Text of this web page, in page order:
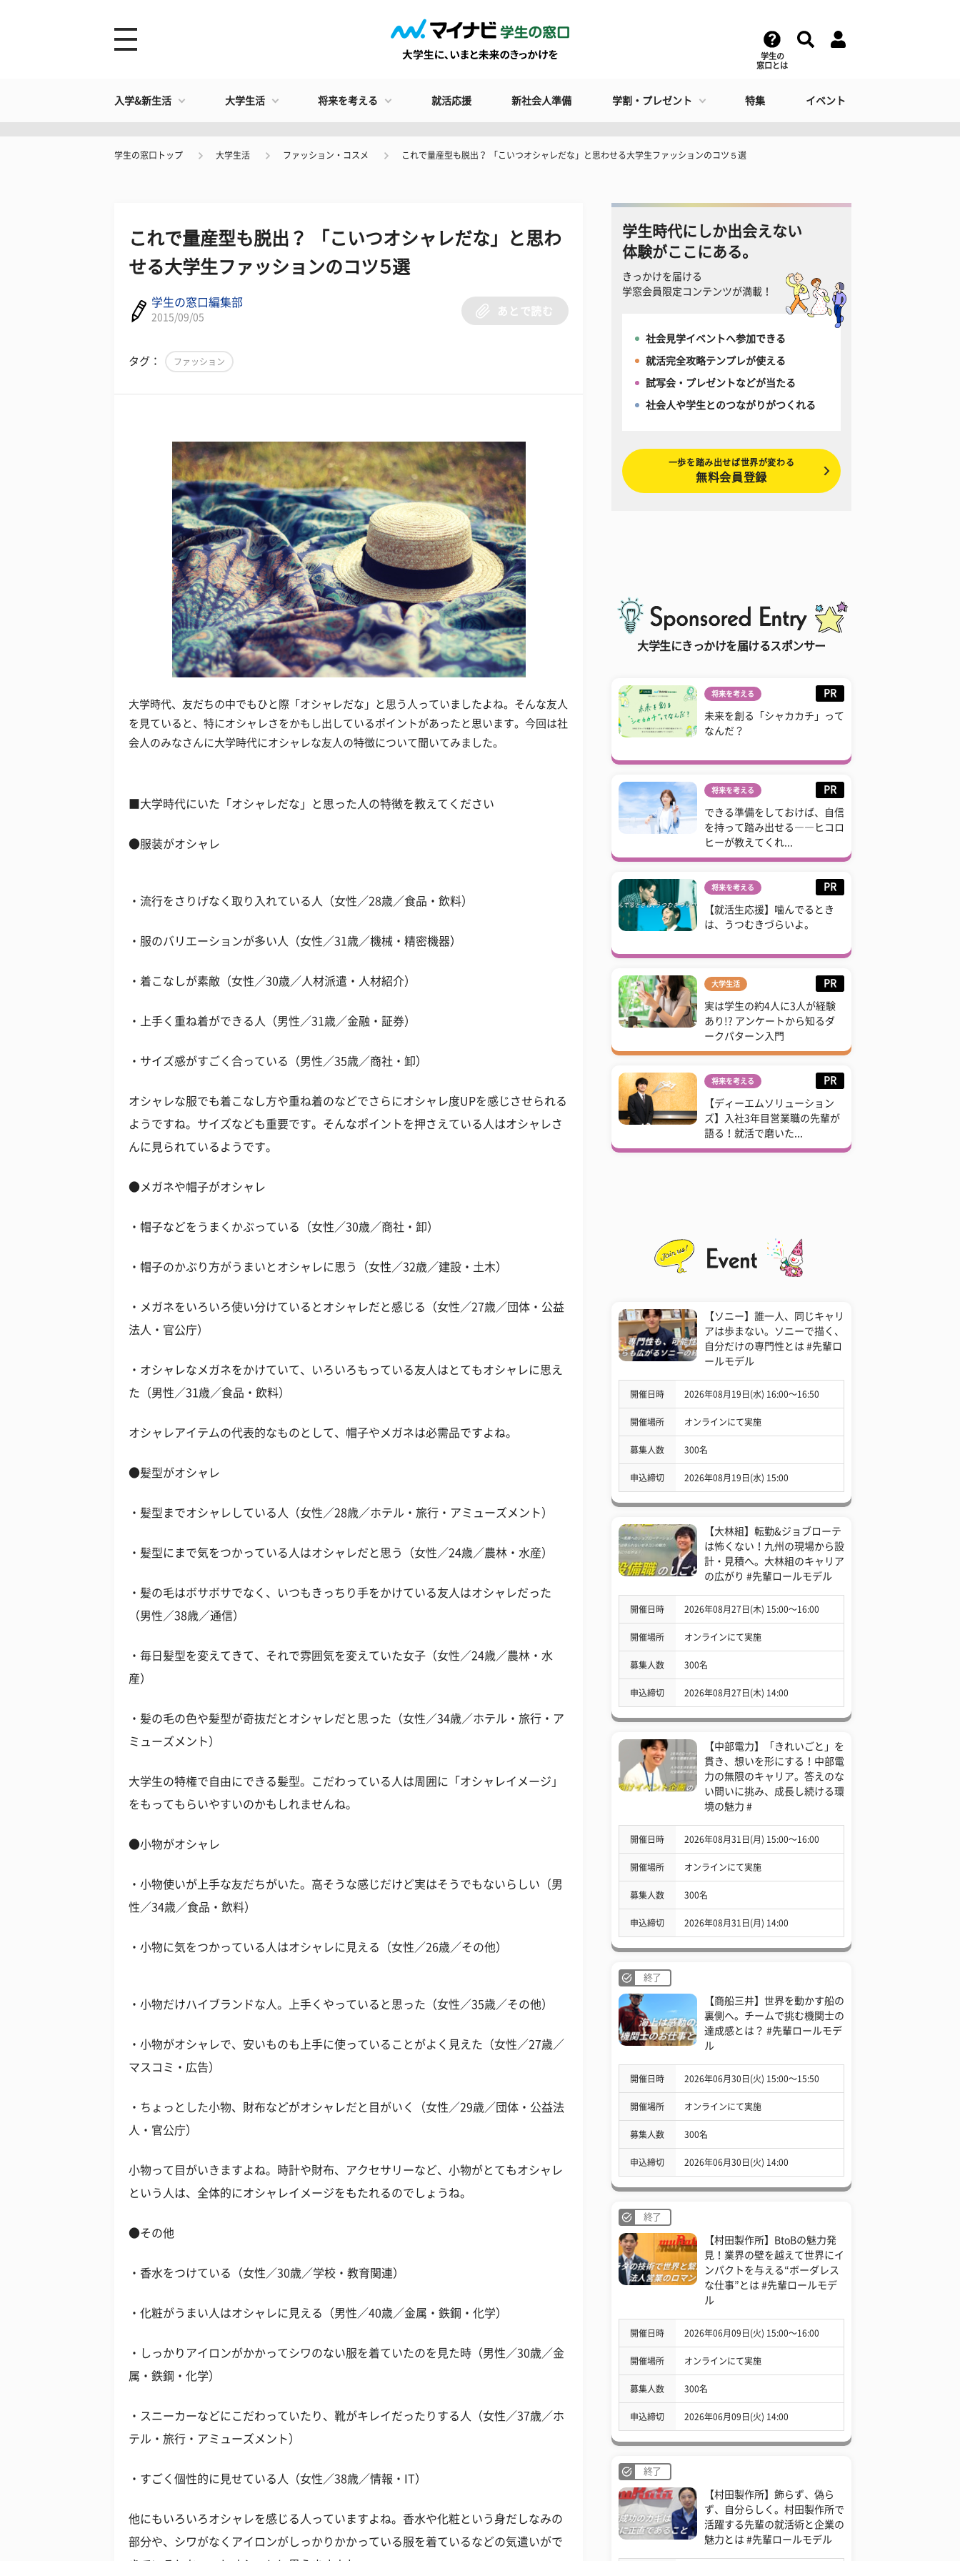
学生の
窓口とは
入学&新生活 大学生活 将来を考える 就活応援 新社会人準備 学割・プレゼント 特集 イベント
学生の窓口トップ 大学生活 ファッション・コスメ これで量産型も脱出？ 「こいつオシャレだな」と思わせる大学生ファッションのコツ５選
これで量産型も脱出？ 「こいつオシャレだな」と思わ
せる大学生ファッションのコツ５選
学生の窓口編集部
2015/09/05
あとで読む
タグ： ファッション
大学時代、友だちの中でもひと際「オシャレだな」と思う人っていましたよね。そんな友人
を見ていると、特にオシャレさをかもし出しているポイントがあったと思います。今回は社
会人のみなさんに大学時代にオシャレな友人の特徴について聞いてみました。
■大学時代にいた「オシャレだな」と思った人の特徴を教えてください
●服装がオシャレ
・流行をさりげなく取り入れている人（女性／28歳／食品・飲料）
・服のバリエーションが多い人（女性／31歳／機械・精密機器）
・着こなしが素敵（女性／30歳／人材派遣・人材紹介）
・上手く重ね着ができる人（男性／31歳／金融・証券）
・サイズ感がすごく合っている（男性／35歳／商社・卸）
オシャレな服でも着こなし方や重ね着のなどでさらにオシャレ度UPを感じさせられる
ようですね。サイズなども重要です。そんなポイントを押さえている人はオシャレさ
んに見られているようです。
●メガネや帽子がオシャレ
・帽子などをうまくかぶっている（女性／30歳／商社・卸）
・帽子のかぶり方がうまいとオシャレに思う（女性／32歳／建設・土木）
・メガネをいろいろ使い分けているとオシャレだと感じる（女性／27歳／団体・公益
法人・官公庁）
・オシャレなメガネをかけていて、いろいろもっている友人はとてもオシャレに思え
た（男性／31歳／食品・飲料）
オシャレアイテムの代表的なものとして、帽子やメガネは必需品ですよね。
●髪型がオシャレ
・髪型までオシャレしている人（女性／28歳／ホテル・旅行・アミューズメント）
・髪型にまで気をつかっている人はオシャレだと思う（女性／24歳／農林・水産）
・髪の毛はボサボサでなく、いつもきっちり手をかけている友人はオシャレだった
（男性／38歳／通信）
・毎日髪型を変えてきて、それで雰囲気を変えていた女子（女性／24歳／農林・水
産）
・髪の毛の色や髪型が奇抜だとオシャレだと思った（女性／34歳／ホテル・旅行・ア
ミューズメント）
大学生の特権で自由にできる髪型。こだわっている人は周囲に「オシャレイメージ」
をもってもらいやすいのかもしれませんね。
●小物がオシャレ
・小物使いが上手な友だちがいた。高そうな感じだけど実はそうでもないらしい（男
性／34歳／食品・飲料）
・小物に気をつかっている人はオシャレに見える（女性／26歳／その他）
・小物だけハイブランドな人。上手くやっていると思った（女性／35歳／その他）
・小物がオシャレで、安いものも上手に使っていることがよく見えた（女性／27歳／
マスコミ・広告）
・ちょっとした小物、財布などがオシャレだと目がいく（女性／29歳／団体・公益法
人・官公庁）
小物って目がいきますよね。時計や財布、アクセサリーなど、小物がとてもオシャレ
という人は、全体的にオシャレイメージをもたれるのでしょうね。
●その他
・香水をつけている（女性／30歳／学校・教育関連）
・化粧がうまい人はオシャレに見える（男性／40歳／金属・鉄鋼・化学）
・しっかりアイロンがかかってシワのない服を着ていたのを見た時（男性／30歳／金
属・鉄鋼・化学）
・スニーカーなどにこだわっていたり、靴がキレイだったりする人（女性／37歳／ホ
テル・旅行・アミューズメント）
・すごく個性的に見せている人（女性／38歳／情報・IT）
他にもいろいろオシャレを感じる人っていますよね。香水や化粧という身だしなみの
部分や、シワがなくアイロンがしっかりかかっている服を着ているなどの気遣いがで
学生時代にしか出会えない
体験がここにある。
きっかけを届ける
学窓会員限定コンテンツが満載！
社会見学イベントへ参加できる
就活完全攻略テンプレが使える
試写会・プレゼントなどが当たる
社会人や学生とのつながりがつくれる
一歩を踏み出せば世界が変わる
無料会員登録
大学生にきっかけを届けるスポンサー
将来を考える PR
未来を創る「シャカカチ」って
なんだ？
将来を考える PR
できる準備をしておけば、自信
を持って踏み出せる――ヒコロ
ヒーが教えてくれ...
将来を考える PR
【就活生応援】噛んでるとき
は、うつむきづらいよ。
大学生活 PR
実は学生の約4人に3人が経験
あり!? アンケートから知るダ
ークパターン入門
将来を考える PR
【ディーエムソリューション
ズ】入社3年目営業職の先輩が
語る！就活で磨いた...
【ソニー】誰一人、同じキャリ
アは歩まない。ソニーで描く、
自分だけの専門性とは #先輩ロ
ールモデル
開催日時 2026年08月19日(水) 16:00〜16:50
開催場所 オンラインにて実施
募集人数 300名
申込締切 2026年08月19日(水) 15:00
【大林組】転勤&ジョブローテ
は怖くない！九州の現場から設
計・見積へ。大林組のキャリア
の広がり #先輩ロールモデル
開催日時 2026年08月27日(木) 15:00〜16:00
開催場所 オンラインにて実施
募集人数 300名
申込締切 2026年08月27日(木) 14:00
【中部電力】「きれいごと」を
貫き、想いを形にする！中部電
力の無限のキャリア。答えのな
い問いに挑み、成長し続ける環
境の魅力 #
開催日時 2026年08月31日(月) 15:00〜16:00
開催場所 オンラインにて実施
募集人数 300名
申込締切 2026年08月31日(月) 14:00
終了
【商船三井】世界を動かす船の
裏側へ。チームで挑む機関士の
達成感とは？ #先輩ロールモデ
ル
開催日時 2026年06月30日(火) 15:00〜15:50
開催場所 オンラインにて実施
募集人数 300名
申込締切 2026年06月30日(火) 14:00
終了
【村田製作所】BtoBの魅力発
見！業界の壁を越えて世界にイ
ンパクトを与える“ボーダレス
な仕事”とは #先輩ロールモデ
ル
開催日時 2026年06月09日(火) 15:00〜16:00
開催場所 オンラインにて実施
募集人数 300名
申込締切 2026年06月09日(火) 14:00
終了
【村田製作所】飾らず、偽ら
ず、自分らしく。村田製作所で
活躍する先輩の就活術と企業の
魅力とは #先輩ロールモデル